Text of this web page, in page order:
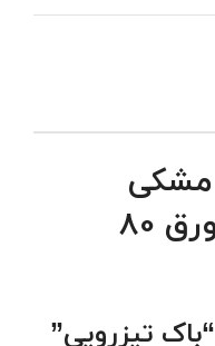
مشکی
80
تیزرویی”